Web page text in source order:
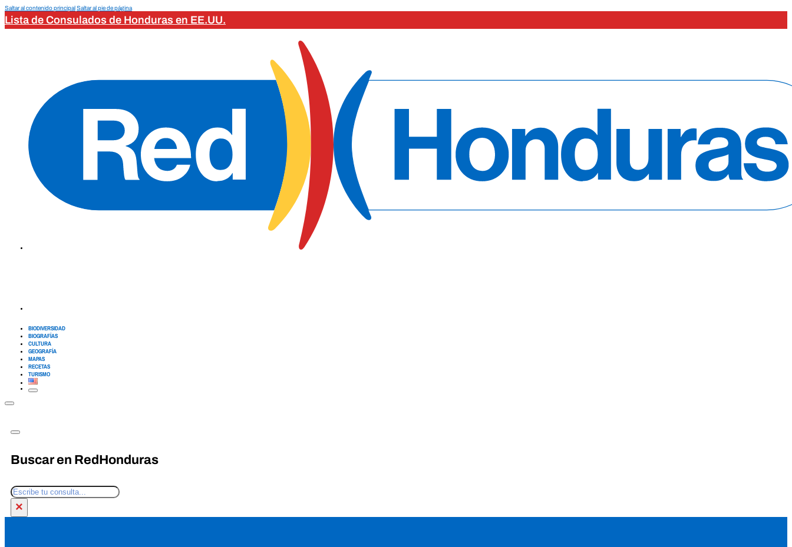
Saltar al contenido principalSaltar al pie de página
Lista de Consulados de Honduras en EE.UU.
BIODIVERSIDAD
BIOGRAFÍAS
CULTURA
GEOGRAFÍA
MAPAS
RECETAS
TURISMO
Buscar en RedHonduras
Buscar
×